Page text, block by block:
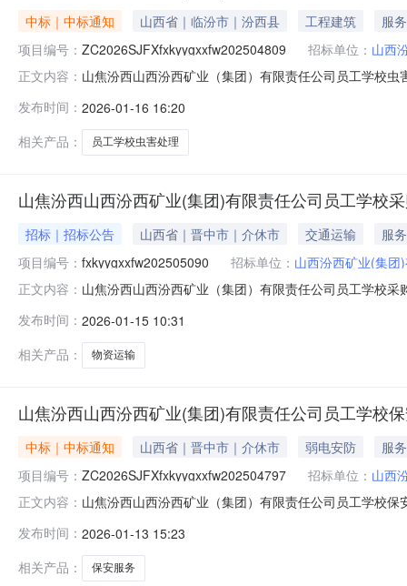
中标｜中标通知 山西省｜临汾市｜汾西县 工程建筑
服务
项目编号： ZC2026SJFXfxkyygxxfw202504809 招标单位： 山西
正文内容： 山焦汾西山西汾西矿业（集团）有限责任公司员工学校
物科技有限公司二、其他公示内容：无三、联系方式采
告.pdf
发布时间： 2026-01-16 16:20
相关产品：
员工学校虫害处理
山焦汾西山西汾西矿业(集团)有限责任公司员工学校
招标｜招标公告 山西省｜晋中市｜介休市 交通运输
服务
项目编号： fxkyygxxfw202505090 招标单位： 山西汾西矿业(集团
正文内容： 山焦汾西山西汾西矿业（集团）有限责任公司员工学校
限责任公司员工学校采购物资运输。1.2采购人：山西汾
库、设备修造厂
发布时间： 2026-01-15 10:31
相关产品：
物资运输
山焦汾西山西汾西矿业(集团)有限责任公司员工学校
中标｜中标通知 山西省｜晋中市｜介休市 弱电安防
服务
项目编号： ZC2026SJFXfxkyygxxfw202504797 招标单位： 山西
正文内容： 山焦汾西山西汾西矿业（集团）有限责任公司员工学校
公示内容：无三、联系方式采购人：山西汾西矿业(集团
发布时间： 2026-01-13 15:23
相关产品：
保安服务